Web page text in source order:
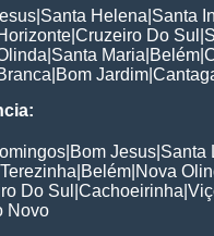
Santa Helena Santa
Cruzeiro Do Sul
Santa Maria Belém
Bom Jardim
Bom Jesus Santa
Belém Nova
Do Sul Cachoeirinha
Novo